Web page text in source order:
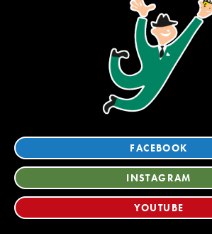
FACEBOOK
INSTAGRAM
YOUTUBE